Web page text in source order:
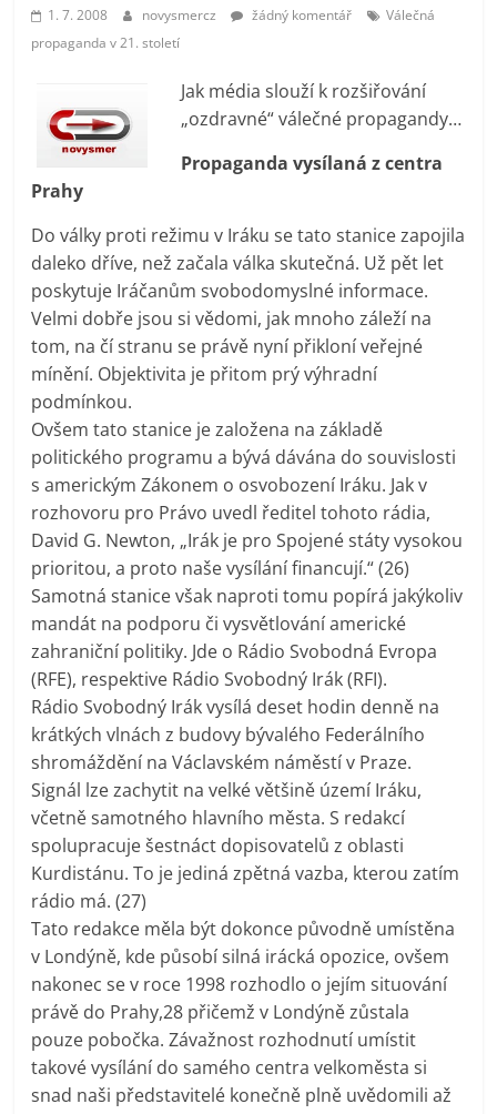
prospívá?
1. 7. 2008 novysmercz žádný komentář
Válečná
propaganda v 21. století
Jak média slouží k rozšiřování
„ozdravné“ válečné propagandy…
Propaganda vysílaná z centra
Prahy
Do války proti režimu v Iráku se tato stanice zapojila
daleko dříve, než začala válka skutečná. Už pět let
poskytuje Iráčanům svobodomyslné informace.
Velmi dobře jsou si vědomi, jak mnoho záleží na
tom, na čí stranu se právě nyní přikloní veřejné
mínění. Objektivita je přitom prý výhradní
podmínkou.
Ovšem tato stanice je založena na základě
politického programu a bývá dávána do souvislosti
s americkým Zákonem o osvobození Iráku. Jak v
rozhovoru pro Právo uvedl ředitel tohoto rádia,
David G. Newton, „Irák je pro Spojené státy vysokou
prioritou, a proto naše vysílání financují.“ (26)
Samotná stanice však naproti tomu popírá jakýkoliv
mandát na podporu či vysvětlování americké
zahraniční politiky. Jde o Rádio Svobodná Evropa
(RFE), respektive Rádio Svobodný Irák (RFI).
Rádio Svobodný Irák vysílá deset hodin denně na
krátkých vlnách z budovy bývalého Federálního
shromáždění na Václavském náměstí v Praze.
Signál lze zachytit na velké většině území Iráku,
včetně samotného hlavního města. S redakcí
spolupracuje šestnáct dopisovatelů z oblasti
Kurdistánu. To je jediná zpětná vazba, kterou zatím
rádio má. (27)
Tato redakce měla být dokonce původně umístěna
v Londýně, kde působí silná irácká opozice, ovšem
nakonec se v roce 1998 rozhodlo o jejím situování
právě do Prahy,28 přičemž v Londýně zůstala
pouze pobočka. Závažnost rozhodnutí umístit
takové vysílání do samého centra velkoměsta si
snad naši představitelé konečně plně uvědomili až